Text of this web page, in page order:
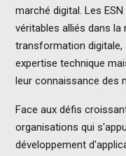
marché digital. Les
véritables alliés dans
transformation
expertise technique
leur connaissance des
Face aux défis
organisations qui
développement